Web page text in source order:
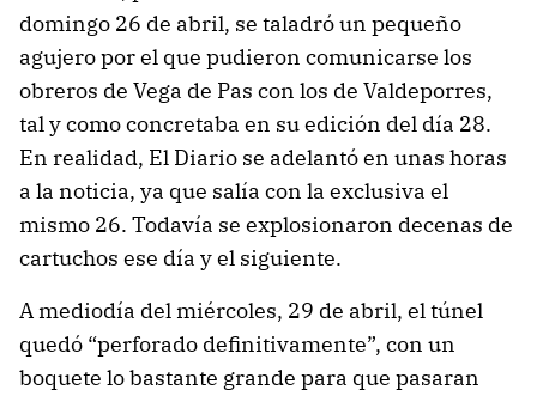
domingo 26 de abril, se taladró un pequeño
agujero por el que pudieron comunicarse los
obreros de Vega de Pas con los de Valdeporres,
tal y como concretaba en su edición del día 28.
En realidad, El Diario se adelantó en unas horas
a la noticia, ya que salía con la exclusiva el
mismo 26. Todavía se explosionaron decenas de
cartuchos ese día y el siguiente.
A mediodía del miércoles, 29 de abril, el túnel
quedó “perforado definitivamente”, con un
boquete lo bastante grande para que pasaran